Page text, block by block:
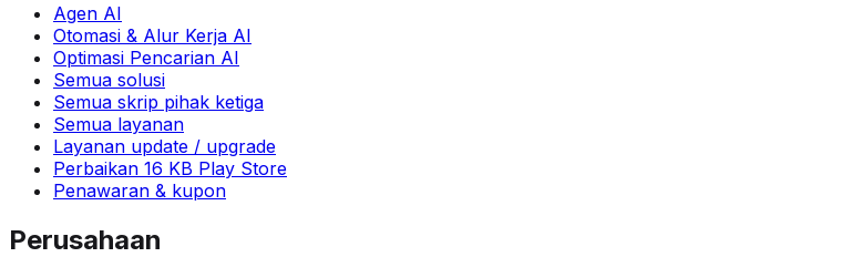
Agen AI
Otomasi & Alur Kerja AI
Optimasi Pencarian AI
Semua solusi
Semua skrip pihak ketiga
Semua layanan
Layanan update / upgrade
Perbaikan 16 KB Play Store
Penawaran & kupon
Perusahaan